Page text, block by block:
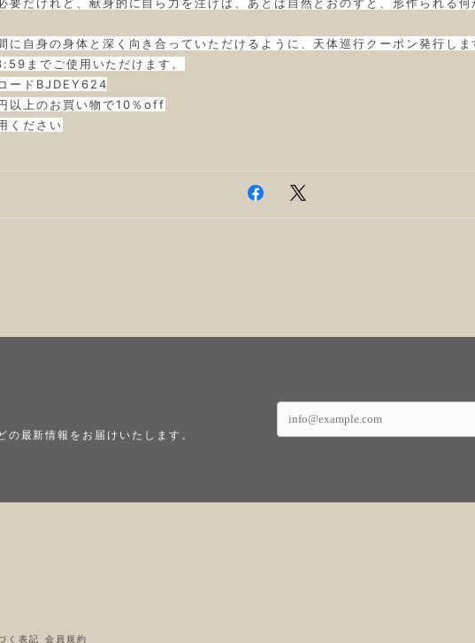
に自身の身体と深く向き合っていただけるように、天体巡行クーポン発行しま
までご使用いただけます。
ードBJDEY624
以上のお買い物で10％off
ください
の最新情報をお届けいたします。
く表記 会員規約